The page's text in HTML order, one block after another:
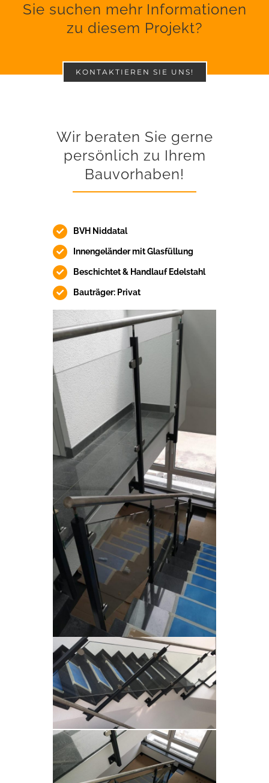
Sie suchen mehr Informationen
zu diesem Projekt?
KONTAKTIEREN SIE UNS!
Wir beraten Sie gerne
persönlich zu Ihrem
Bauvorhaben!
BVH Niddatal
Innengeländer mit Glasfüllung
Beschichtet & Handlauf Edelstahl
Bauträger: Privat